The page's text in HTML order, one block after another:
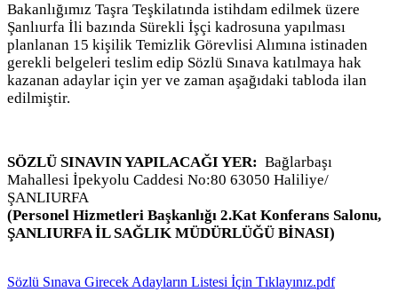
Bakanlığımız Taşra Teşkilatında istihdam edilmek üzere
Şanlıurfa İli bazında Sürekli İşçi kadrosuna yapılması
planlanan 15 kişilik Temizlik Görevlisi Alımına istinaden
gerekli belgeleri teslim edip Sözlü Sınava katılmaya hak
kazanan adaylar için yer ve zaman aşağıdaki tabloda ilan
edilmiştir.
SÖZLÜ SINAVIN YAPILACAĞI YER: Bağlarbaşı
Mahallesi İpekyolu Caddesi No:80 63050 Haliliye/
ŞANLIURFA
(Personel Hizmetleri Başkanlığı 2.Kat Konferans Salonu,
ŞANLIURFA İL SAĞLIK MÜDÜRLÜĞÜ BİNASI)
Sözlü Sınava Girecek Adayların Listesi İçin Tıklayınız.pdf